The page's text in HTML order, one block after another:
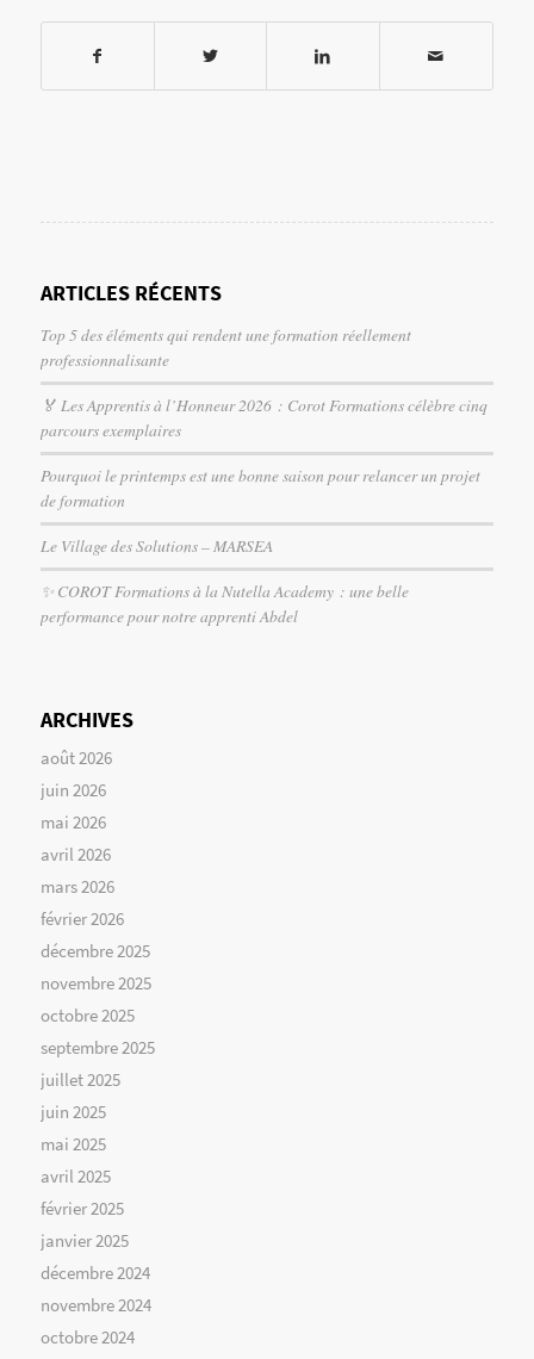
ARTICLES RÉCENTS
Top 5 des éléments qui rendent une formation réellement
professionnalisante
🏅 Les Apprentis à l’Honneur 2026 : Corot Formations célèbre cinq
parcours exemplaires
Pourquoi le printemps est une bonne saison pour relancer un projet
de formation
Le Village des Solutions – MARSEA
✨ COROT Formations à la Nutella Academy : une belle
performance pour notre apprenti Abdel
ARCHIVES
août 2026
juin 2026
mai 2026
avril 2026
mars 2026
février 2026
décembre 2025
novembre 2025
octobre 2025
septembre 2025
juillet 2025
juin 2025
mai 2025
avril 2025
février 2025
janvier 2025
décembre 2024
novembre 2024
octobre 2024